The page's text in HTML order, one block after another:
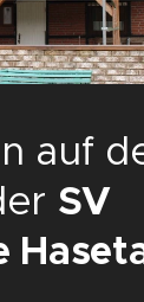
auf
SV